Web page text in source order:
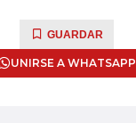
GUARDAR
UNIRSE A WHATSAPP